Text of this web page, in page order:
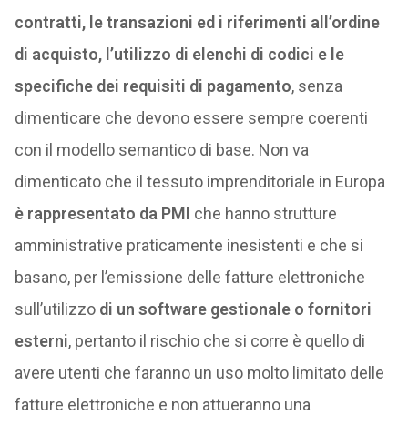
contratti, le transazioni ed i riferimenti all’ordine
di acquisto, l’utilizzo di elenchi di codici e le
specifiche dei requisiti di pagamento , senza
dimenticare che devono essere sempre coerenti
con il modello semantico di base. Non va
dimenticato che il tessuto imprenditoriale in Europa
è rappresentato da PMI che hanno strutture
amministrative praticamente inesistenti e che si
basano, per l’emissione delle fatture elettroniche
sull’utilizzo di un software gestionale o fornitori
esterni , pertanto il rischio che si corre è quello di
avere utenti che faranno un uso molto limitato delle
fatture elettroniche e non attueranno una